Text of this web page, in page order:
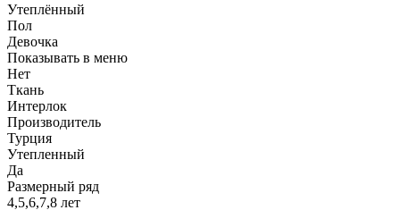
Утеплённый
Пол
Девочка
Показывать в меню
Нет
Ткань
Интерлок
Производитель
Турция
Утепленный
Да
Размерный ряд
4,5,6,7,8 лет